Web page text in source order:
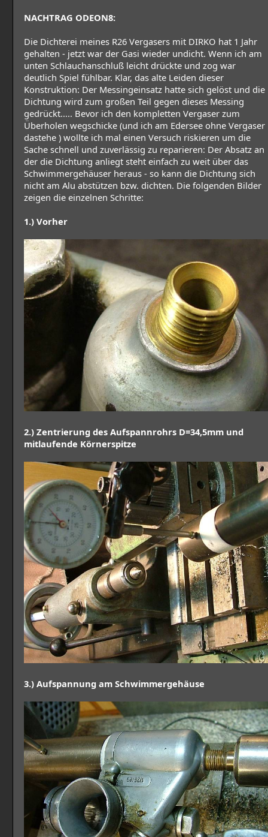
NACHTRAG ODEON8:
Die Dichterei meines R26 Vergasers mit DIRKO hat 1 Jahr
gehalten - jetzt war der Gasi wieder undicht. Wenn ich am
unten Schlauchanschluß leicht drückte und zog war
deutlich Spiel fühlbar. Klar, das alte Leiden dieser
Konstruktion: Der Messingeinsatz hatte sich gelöst und die
Dichtung wird zum großen Teil gegen dieses Messing
gedrückt..... Bevor ich den kompletten Vergaser zum
Überholen wegschicke (und ich am Edersee ohne Vergaser
dastehe ) wollte ich mal einen Versuch riskieren um die
Sache schnell und zuverlässig zu reparieren: Der Absatz an
der die Dichtung anliegt steht einfach zu weit über das
Schwimmergehäuser heraus - so kann die Dichtung sich
nicht am Alu abstützen bzw. dichten. Die folgenden Bilder
zeigen die einzelnen Schritte:
1.) Vorher
2.) Zentrierung des Aufspannrohrs D=34,5mm und
mitlaufende Körnerspitze
3.) Aufspannung am Schwimmergehäuse